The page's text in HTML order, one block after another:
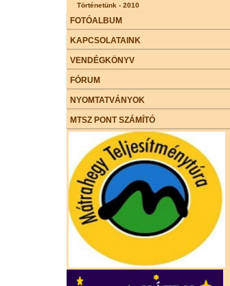
Történetünk - 2010
FOTÓALBUM
KAPCSOLATAINK
VENDÉGKÖNYV
FÓRUM
NYOMTATVÁNYOK
MTSZ PONT SZÁMÍTÓ